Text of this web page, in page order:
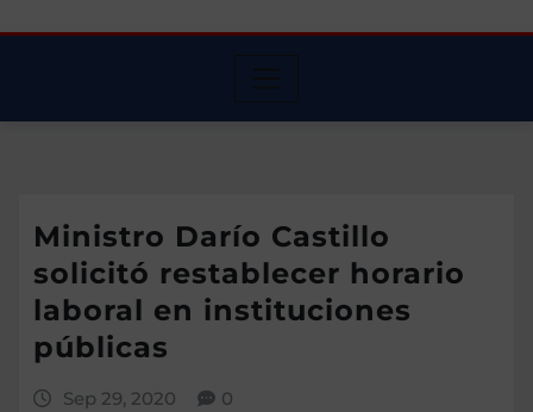
Ministro Darío Castillo
solicitó restablecer horario
laboral en instituciones
públicas
Sep 29, 2020 0